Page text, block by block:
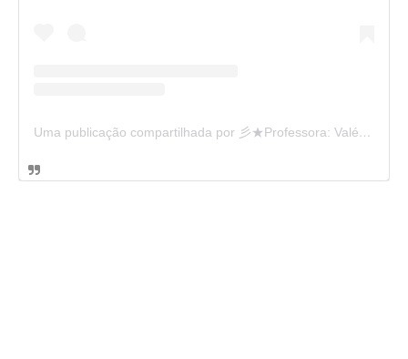
Uma publicação compartilhada por 彡★Professora: Valéria·.¸¸.· (@ensinandocomcarinho)